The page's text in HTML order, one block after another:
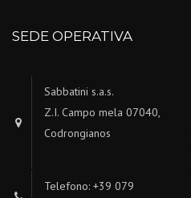
SEDE OPERATIVA
Sabbatini s.a.s.
Z.I. Campo mela 07040,
Codrongianos
Telefono: +39 079